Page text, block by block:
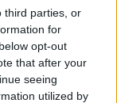
third parties, or
for
opt-out
that after your
seeing
utilized by